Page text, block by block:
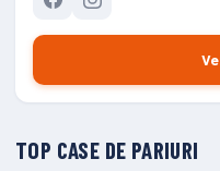
TOP CASE DE PARIURI